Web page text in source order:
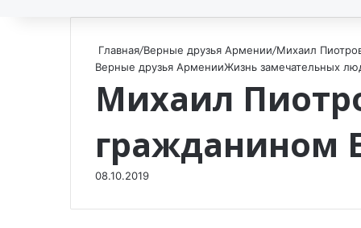
Главная/Верные друзья Армении/Михаил
Верные друзья АрменииЖизнь замечательных
Михаил
гражданином
08.10.2019